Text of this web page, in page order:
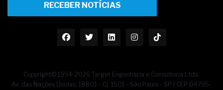
RECEBER NOTÍCIAS
Copyright© 1994-2026 Target Engenharia e Consultoria Ltda.
Av. das Nações Unidas, 18801 - Cj. 1501 - São Paulo - SP | CEP 04795-